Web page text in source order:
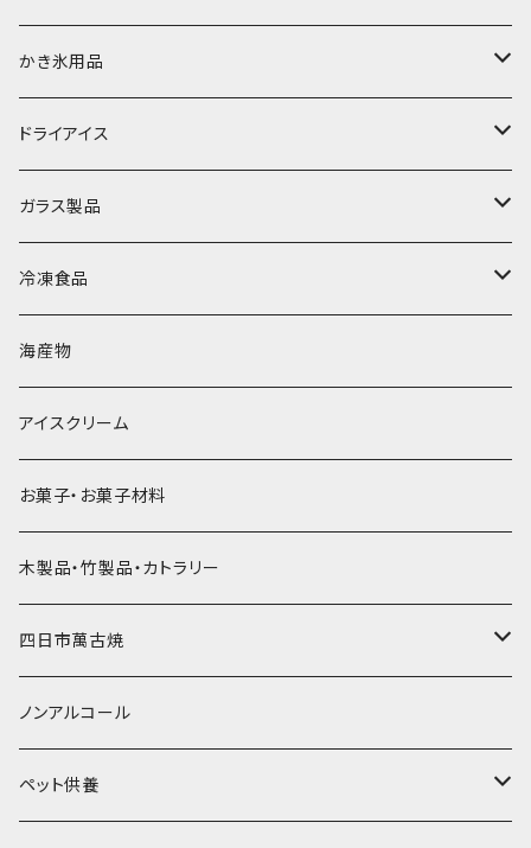
富士天然水の氷
丸氷
直径70mm
直径65mm
角氷
砕氷
氷河の氷
氷アイテム
かき氷用品
かき氷シロップ
無果汁1.8Lパック
無果汁1Lパック
無添加瓶シロップ
かき氷機・かき氷器
かき氷カップ
発泡スチロール無地-使い捨て
発泡スチロールプリント柄
かき氷スプーン・スプーンストロー
プラスチック・スプーン
プラスチック・スプーンストロー
コンデンスミルク・練乳・あんこ
かき氷セット
その他かき氷用品
ドライアイス
ドライアイス3ｋｇ
ドライアイス4ｋｇ
ドライアイス5ｋｇ
ドライアイス8ｋｇ
ドライアイス10ｋｇ
ドライアイス15ｋｇ
ドライアイス20ｋｇ
ドライアイス25ｋｇ
ガラス製品
オンザロック・グラス
ビール・グラス
タンブラー
かき氷器
冷凍食品
肉まん・あんまん
パスタ・スパゲッティ
惣菜
海産物
アイスクリーム
お菓子・お菓子材料
木製品・竹製品・カトラリー
四日市萬古焼
土鍋・土釜
一般土鍋
皿・椀・丼・小物
ノンアルコール
ペット供養